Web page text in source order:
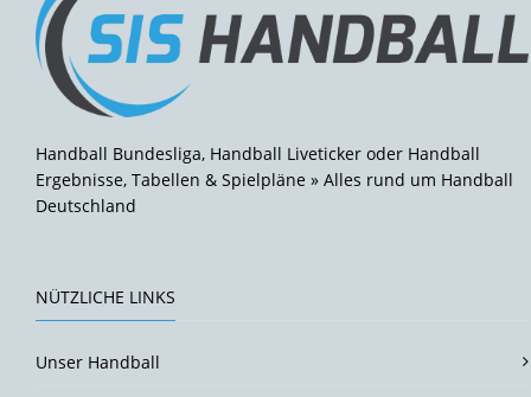
Handball Bundesliga, Handball Liveticker oder Handball
Ergebnisse, Tabellen & Spielpläne » Alles rund um Handball
Deutschland
NÜTZLICHE LINKS
Unser Handball